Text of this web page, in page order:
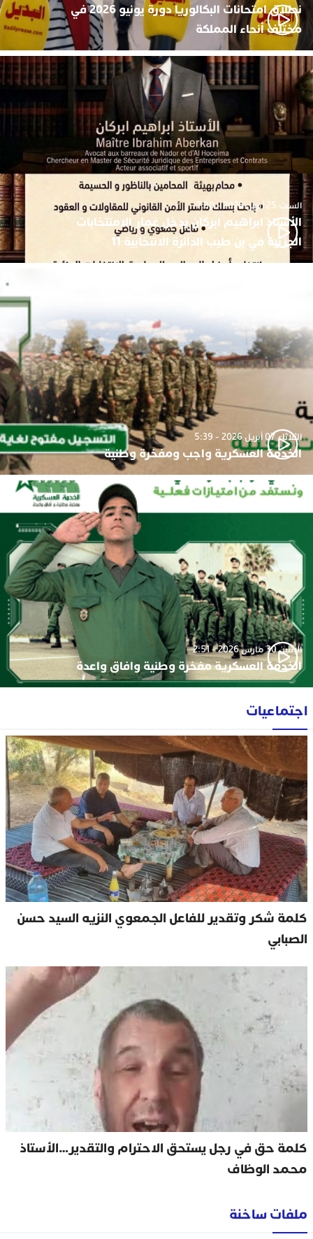
نطلاق امتحانات البكالوريا دورة يونيو 2026 في
مختلف أنحاء المملكة
السبت 25 أبريل 2026 - 7:30
الأستاذ ابراهيم ابركان يدخل غمار الامنتخابات
الجزئية في بن طيب الدائرة الانتخابية 11
الثلاثاء 07 أبريل 2026 - 5:39
الخدمة العسكرية واجب ومفخرة وطنية
الإثنين 30 مارس 2026 - 2:51
الخدمة العسكرية مفخرة وطنية وافاق واعدة
اجتماعيات
كلمة شكر وتقدير للفاعل الجمعوي النزيه السيد حسن
الصبابي
كلمة حق في رجل يستحق الاحترام والتقدير…الأستاذ
محمد الوظاف
ملفات ساخنة